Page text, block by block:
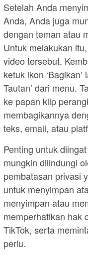
Setelah Anda
Anda, Anda juga
dengan teman atau
Untuk melakukan
video tersebut.
ketuk ikon
Tautan’ dari menu.
ke papan klip
membagikannya
teks, email, atau
Penting untuk
mungkin dilindungi
pembatasan privasi
untuk menyimpan
menyimpan atau
memperhatikan hak
TikTok, serta
perlu.